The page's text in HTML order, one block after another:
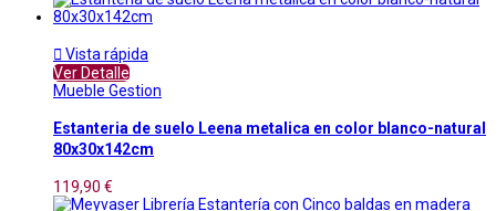
 Vista rápida
Ver Detalle
Mueble Gestion
Estanteria de suelo Leena metalica en color blanco-natural
80x30x142cm
119,90 €